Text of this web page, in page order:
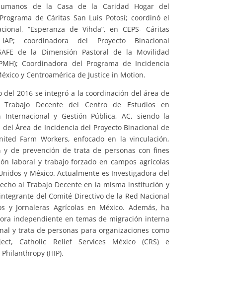
de la Casa de la Caridad Hogar del
de Cáritas San Luis Potosí; coordinó el
“Esperanza de Vihda”, en CEPS- Cáritas
IAP; coordinadora del Proyecto Binacional
de la Dimensión Pastoral de la Movilidad
Coordinadora del Programa de Incidencia
y Centroamérica de Justice in Motion.
del 2016 se integró a la coordinación del área de
Trabajo Decente del Centro de Estudios en
Internacional y Gestión Pública, AC, siendo la
del Área de Incidencia del Proyecto Binacional de
Farm Workers, enfocado en la vinculación,
y de prevención de trata de personas con fines
laboral y trabajo forzado en campos agrícolas
y México. Actualmente es Investigadora del
al Trabajo Decente en la misma institución y
del Comité Directivo de la Red Nacional
y Jornaleras Agrícolas en México. Además, ha
independiente en temas de migración interna
y trata de personas para organizaciones como
Catholic Relief Services México (CRS) e
(HIP).